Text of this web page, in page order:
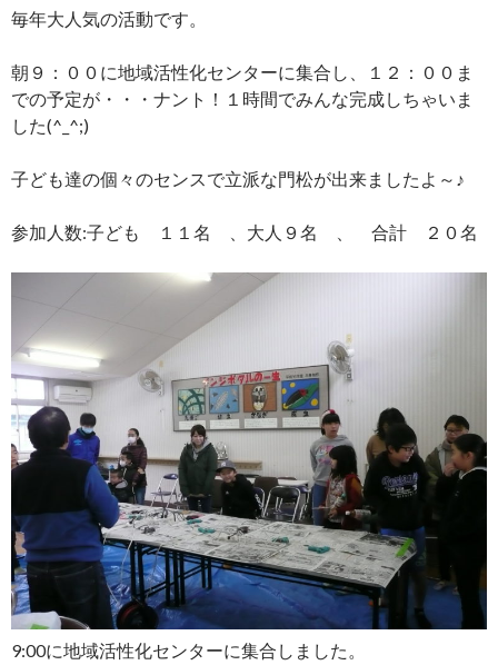
毎年大人気の活動です。
朝９：００に地域活性化センターに集合し、１２：００ま
での予定が・・・ナント！１時間でみんな完成しちゃいま
した(^_^;)
子ども達の個々のセンスで立派な門松が出来ましたよ～♪
参加人数:子ども １１名 、大人９名 、 合計 ２０名
9:00に地域活性化センターに集合しました。